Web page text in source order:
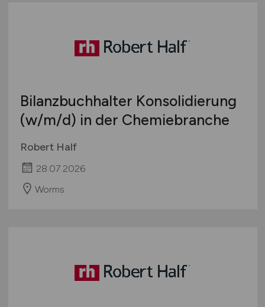
Bilanzbuchhalter Konsolidierung
(w/m/d) in der Chemiebranche
Robert Half
28.07.2026
Worms